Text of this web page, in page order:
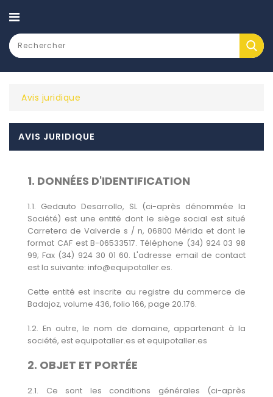
CATEGORY
Avis juridique
AVIS JURIDIQUE
1. DONNÉES D'IDENTIFICATION
1.1. Gedauto Desarrollo, SL (ci-après dénommée la
Société) est une entité dont le siège social est situé
Carretera de Valverde s / n, 06800 Mérida et dont le
format CAF est B-06533517. Téléphone (34) 924 03 98
99; Fax (34) 924 30 01 60. L'adresse email de contact
est la suivante: info@equipotaller.es.
Cette entité est inscrite au registre du commerce de
Badajoz, volume 436, folio 166, page 20.176.
1.2. En outre, le nom de domaine, appartenant à la
société, est equipotaller.es et equipotaller.es
2. OBJET ET PORTÉE
2.1. Ce sont les conditions générales (ci-après